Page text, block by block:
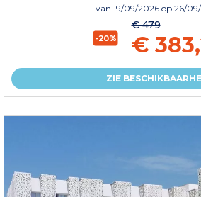
van 19/09/2026 op 26/
-20%
€ 479
€
ZIE